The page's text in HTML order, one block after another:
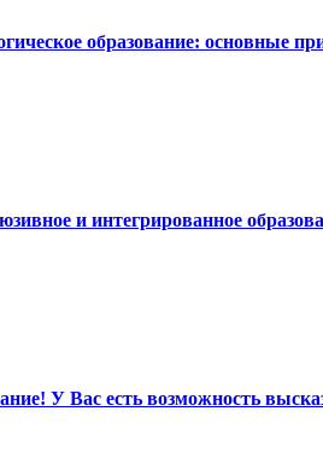
образование: основные
и интегрированное
У Вас есть возможность